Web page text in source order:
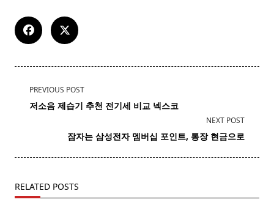
<span
class="nav-
text">Page</span>
PREVIOUS POST
저소음 제습기 추천 전기세 비교 넥스코
NEXT POST
잠자는 삼성전자 멤버십 포인트, 통장 현금으로
RELATED POSTS